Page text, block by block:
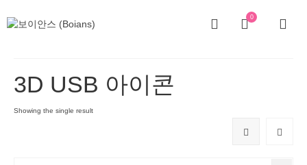
0
3D USB 아이콘
Showing the single result